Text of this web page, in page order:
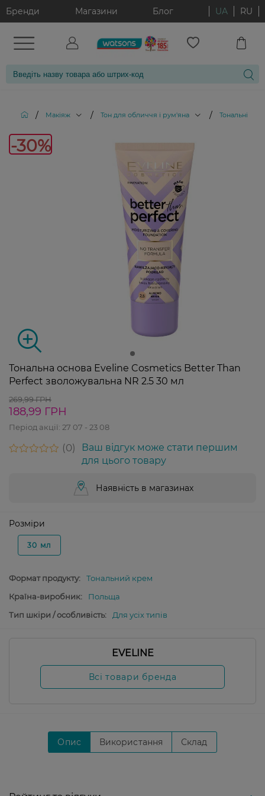
Бренди Магазини Блог UA RU
/ Макіяж / Тон для обличчя і рум'яна / Тональні
-30%
Тональна основа Eveline Cosmetics Better Than
Perfect зволожувальна NR 2.5 30 мл
269,99 ГРН
188,99 ГРН
Період акції: 27 07 - 23 08
0
Ваш відгук може стати першим
для цього товару
Наявність в магазинах
Розміри
30 мл
Формат продукту:
Тональний крем
Країна-виробник:
Польща
Тип шкіри / особливість:
Для усіх типів
EVELINE
Всі товари бренда
Опис Використання Склад